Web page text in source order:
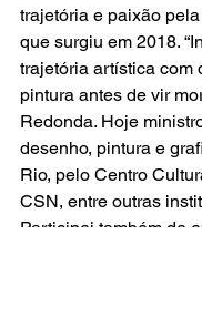
trajetória e paixão
que surgiu em 2018.
trajetória artística com
pintura antes de vir
Redonda. Hoje
desenho, pintura e
Rio, pelo Centro
CSN, entre outras
Participei também de